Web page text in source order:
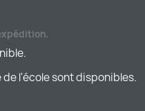
l'école sont disponibles.